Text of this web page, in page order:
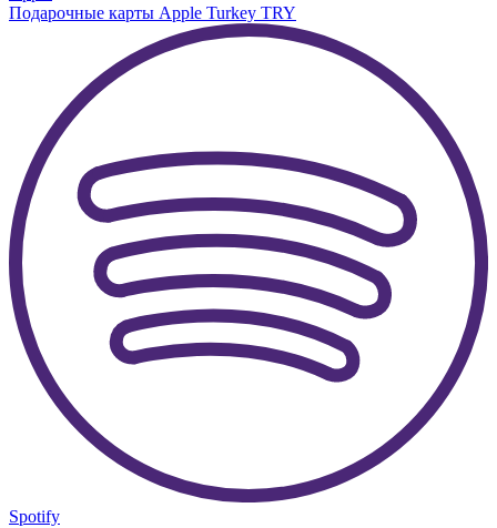
Подарочные карты Apple Turkey TRY
Spotify